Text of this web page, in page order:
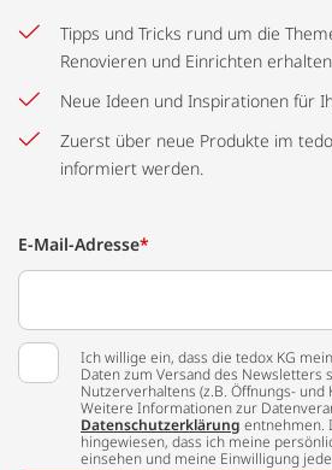
Tipps und Tricks rund um die
Renovieren und Einrichten
Neue Ideen und Inspirationen für
Zuerst über neue Produkte im
informiert werden.
E-Mail-Adresse*
Ich willige ein, dass die tedox KG
Daten zum Versand des Newsletters
Nutzerverhaltens (z.B. Öffnungs- und
Weitere Informationen zur
Datenschutzerklärung entnehmen.
hingewiesen, dass ich meine
einsehen und meine Einwilligung